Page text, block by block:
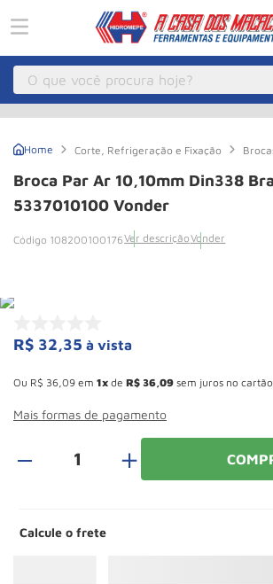
O que você procura hoje?
Corte, Refrigeração e Fixação
Broca Par Ar 10,10mm Din338
5337010100 Vonder
108200100176Ver descriçãoVonder
R$ 32,35 à vista
Ou R$ 36 09 em 1 de R$ 36 09 sem juros no cartão
Mais formas de pagamento
＋
Calcule o frete
Guincho Eletrico
º Macaco Hidraulico
8 Talha
9º Rodizio
10 º Paleteira